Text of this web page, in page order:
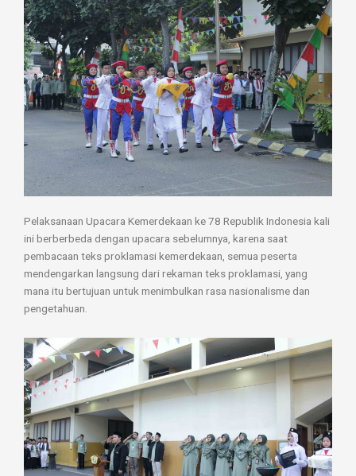
Pelaksanaan Upacara Kemerdekaan ke 78 Republik Indonesia kali
ini berberbeda dengan upacara sebelumnya, karena saat
pembacaan teks proklamasi kemerdekaan, semua peserta
mendengarkan langsung dari rekaman teks proklamasi, yang
mana itu bertujuan untuk menimbulkan rasa nasionalisme dan
pengetahuan.